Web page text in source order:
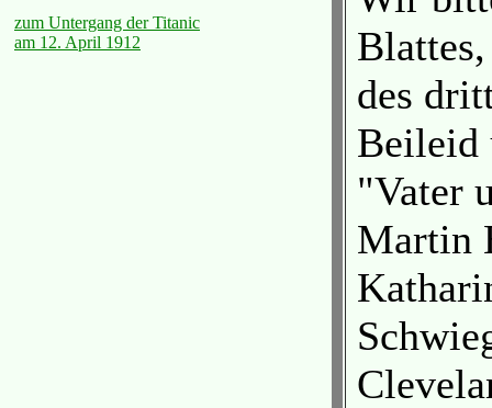
zum Untergang der Titanic
am 12. April 1912
des
Beileid
"Vater
Martin